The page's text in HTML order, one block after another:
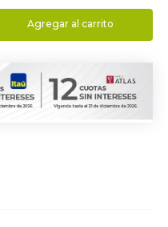
Agregar al carrito